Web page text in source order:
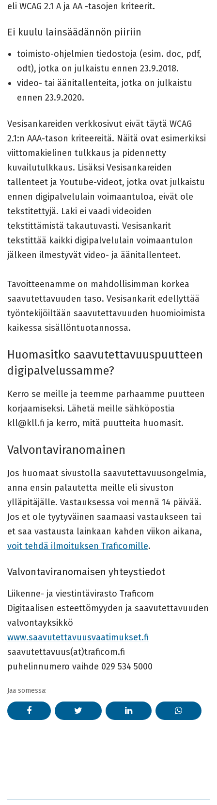
eli WCAG 2.1 A ja AA -tasojen kriteerit.
Ei kuulu lainsäädännön piiriin
toimisto-ohjelmien tiedostoja (esim. doc, pdf,
odt), jotka on julkaistu ennen 23.9.2018.
video- tai äänitallenteita, jotka on julkaistu
ennen 23.9.2020.
Vesisankareiden verkkosivut eivät täytä WCAG
2.1:n AAA-tason kriteereitä. Näitä ovat esimerkiksi
viittomakielinen tulkkaus ja pidennetty
kuvailutulkkaus. Lisäksi Vesisankareiden
tallenteet ja Youtube-videot, jotka ovat julkaistu
ennen digipalvelulain voimaantuloa, eivät ole
tekstitettyjä. Laki ei vaadi videoiden
tekstittämistä takautuvasti. Vesisankarit
tekstittää kaikki digipalvelulain voimaantulon
jälkeen ilmestyvät video- ja äänitallenteet.
Tavoitteenamme on mahdollisimman korkea
saavutettavuuden taso. Vesisankarit edellyttää
työntekijöiltään saavutettavuuden huomioimista
kaikessa sisällöntuotannossa.
Huomasitko saavutettavuuspuutteen
digipalvelussamme?
Kerro se meille ja teemme parhaamme puutteen
korjaamiseksi. Lähetä meille sähköpostia
kll@kll.fi ja kerro, mitä puutteita huomasit.
Valvontaviranomainen
Jos huomaat sivustolla saavutettavuusongelmia,
anna ensin palautetta meille eli sivuston
ylläpitäjälle. Vastauksessa voi mennä 14 päivää.
Jos et ole tyytyväinen saamaasi vastaukseen tai
et saa vastausta lainkaan kahden viikon aikana,
voit tehdä ilmoituksen Traficomille.
Valvontaviranomaisen yhteystiedot
Liikenne- ja viestintävirasto Traficom
Digitaalisen esteettömyyden ja saavutettavuuden
valvontayksikkö
www.saavutettavuusvaatimukset.fi
saavutettavuus(at)traficom.fi
puhelinnumero vaihde 029 534 5000
Jaa somessa: